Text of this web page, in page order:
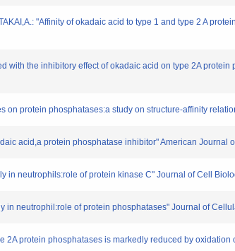
"Affinity of okadaic acid to type 1 and type 2 A
with the inhibitory effect of okadaic acid on type 2A
on protein phosphatases:a study on structure-affinity
acid,a protein phosphatase inhibitor" American Journal
in neutrophils:role of protein kinase C" Journal of Cell
in neutrophil:role of protein phosphatases" Journal of
2A protein phosphatases is markedly reduced by